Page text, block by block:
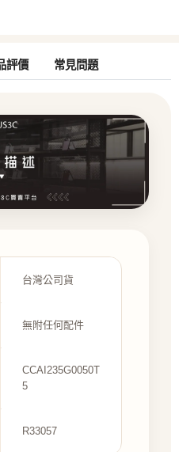
評價 常見問題
台灣公司貨
無附任何配件
CCAI235G0050T
5
R33057